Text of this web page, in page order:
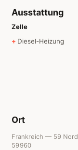
Ausstattung
Zelle
Diesel-Heizung
Ort
Frankreich — 59 Nord
59960